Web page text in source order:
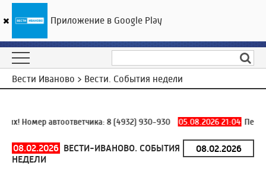
ГТРК «Ивтелерадио»
Вести Иваново > Вести. События недели
Номер автоответчика:8 (4932) 930-930 05.08.2026 21:04
08.02.2026 ВЕСТИ-ИВАНОВО. СОБЫТИЯ
НЕДЕЛИ
Приложение в Google Play